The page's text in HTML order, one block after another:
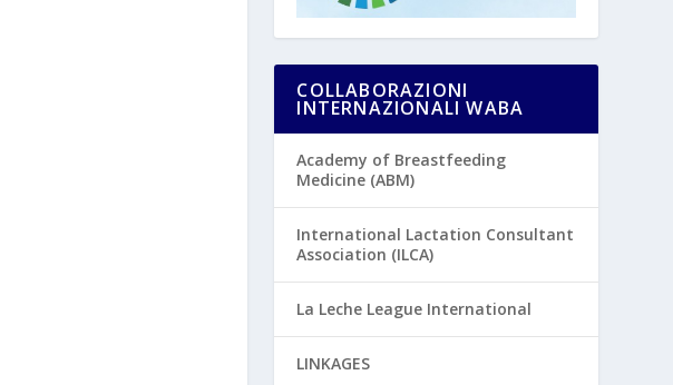
COLLABORAZIONI
INTERNAZIONALI WABA
Academy of Breastfeeding
Medicine (ABM)
International Lactation Consultant
Association (ILCA)
La Leche League International
LINKAGES